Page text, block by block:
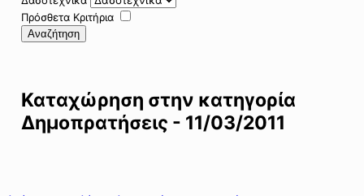
Πρόσθετα Κριτήρια
Αναζήτηση
Καταχώρηση στην κατηγορία
Δημοπρατήσεις - 11/03/2011